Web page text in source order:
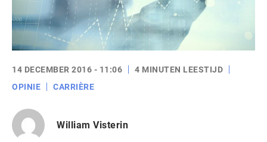
14 DECEMBER 2016 - 11:06
4 MINUTEN LEESTIJD
OPINIE
CARRIÈRE
William Visterin